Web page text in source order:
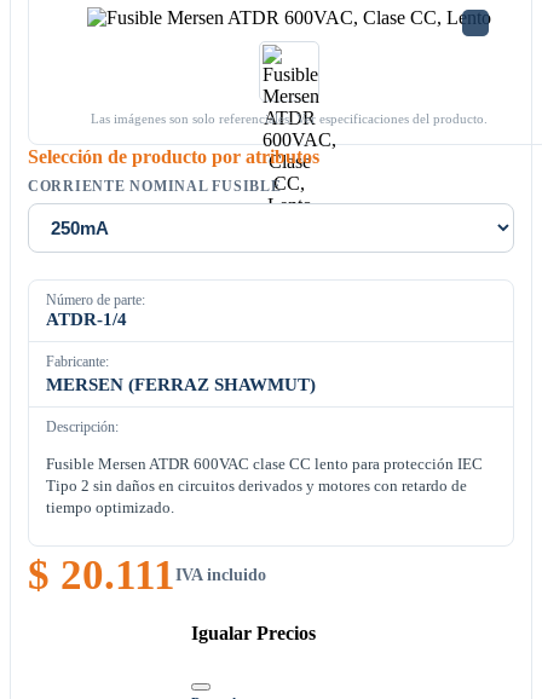
Las imágenes son solo referenciales. Ver especificaciones del producto.
Selección de producto por atributos
CORRIENTE NOMINAL FUSIBLE
Número de parte:
ATDR-1/4
Fabricante:
MERSEN (FERRAZ SHAWMUT)
Descripción:
Fusible Mersen ATDR 600VAC clase CC lento para protección IEC
Tipo 2 sin daños en circuitos derivados y motores con retardo de
tiempo optimizado.
$ 20.111IVA incluido
Igualar Precios